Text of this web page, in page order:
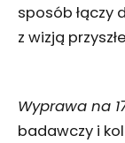
sposób łączy
z wizją
Wyprawa na
badawczy i